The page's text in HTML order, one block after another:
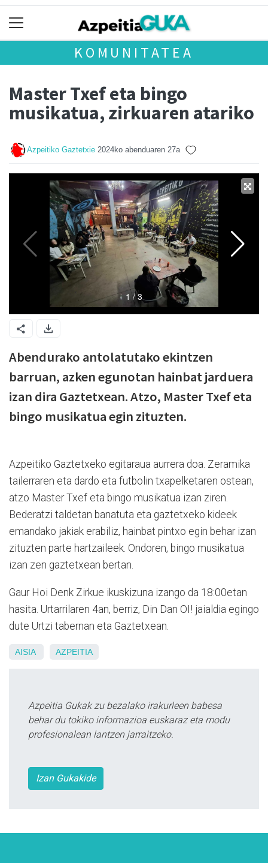
KOMUNITATEA
Master Txef eta bingo
musikatua, zirkuaren atariko
Azpeitiko Gaztetxie 2024ko abenduaren 27a
Abendurako antolatutako ekintzen
barruan, azken egunotan hainbat jarduera
izan dira Gaztetxean. Atzo, Master Txef eta
bingo musikatua egin zituzten.
Azpeitiko Gaztetxeko egitaraua aurrera doa. Zeramika
tailerraren eta dardo eta futbolin txapelketaren ostean,
atzo Master Txef eta bingo musikatua izan ziren.
Bederatzi taldetan banatuta eta gaztetxeko kideek
emandako jakiak erabiliz, hainbat pintxo egin behar izan
zituzten parte hartzaileek. Ondoren, bingo musikatua
izan zen gaztetxean bertan.
Gaur Hoi Denk Zirkue ikuskizuna izango da 18:00etan
hasita. Urtarrilaren 4an, berriz, Din Dan OI! jaialdia egingo
dute Urtzi tabernan eta Gaztetxean.
AISIA AZPEITIA
Azpeitia Gukak zu bezalako irakurleen babesa
behar du tokiko informazioa euskaraz eta modu
profesionalean lantzen jarraitzeko.
Izan Gukakide